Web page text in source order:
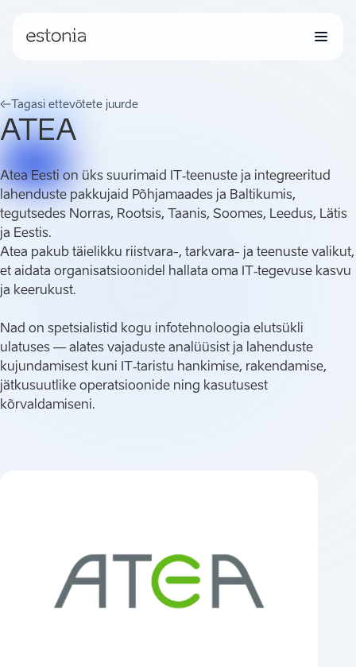
Tagasi ettevõtete juurde
ATEA
Atea Eesti on üks suurimaid IT‑teenuste ja integreeritud
lahenduste pakkujaid Põhjamaades ja Baltikumis,
tegutsedes Norras, Rootsis, Taanis, Soomes, Leedus, Lätis
ja Eestis.
Atea pakub täielikku riistvara-, tarkvara- ja teenuste valikut,
et aidata organisatsioonidel hallata oma IT‑tegevuse kasvu
ja keerukust.
Nad on spetsialistid kogu infotehnoloogia elutsükli
ulatuses — alates vajaduste analüüsist ja lahenduste
kujundamisest kuni IT‑taristu hankimise, rakendamise,
jätkusuutlike operatsioonide ning kasutusest
kõrvaldamiseni.